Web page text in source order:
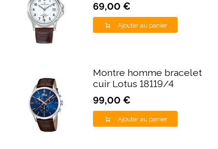
69,00 €
Ajouter au panier
Montre homme bracelet
cuir Lotus 18119/4
99,00 €
Ajouter au panier